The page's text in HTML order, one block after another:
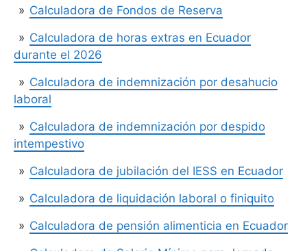
Calculadora de Fondos de Reserva
Calculadora de horas extras en Ecuador
durante el 2026
Calculadora de indemnización por desahucio
laboral
Calculadora de indemnización por despido
intempestivo
Calculadora de jubilación del IESS en Ecuador
Calculadora de liquidación laboral o finiquito
Calculadora de pensión alimenticia en Ecuador